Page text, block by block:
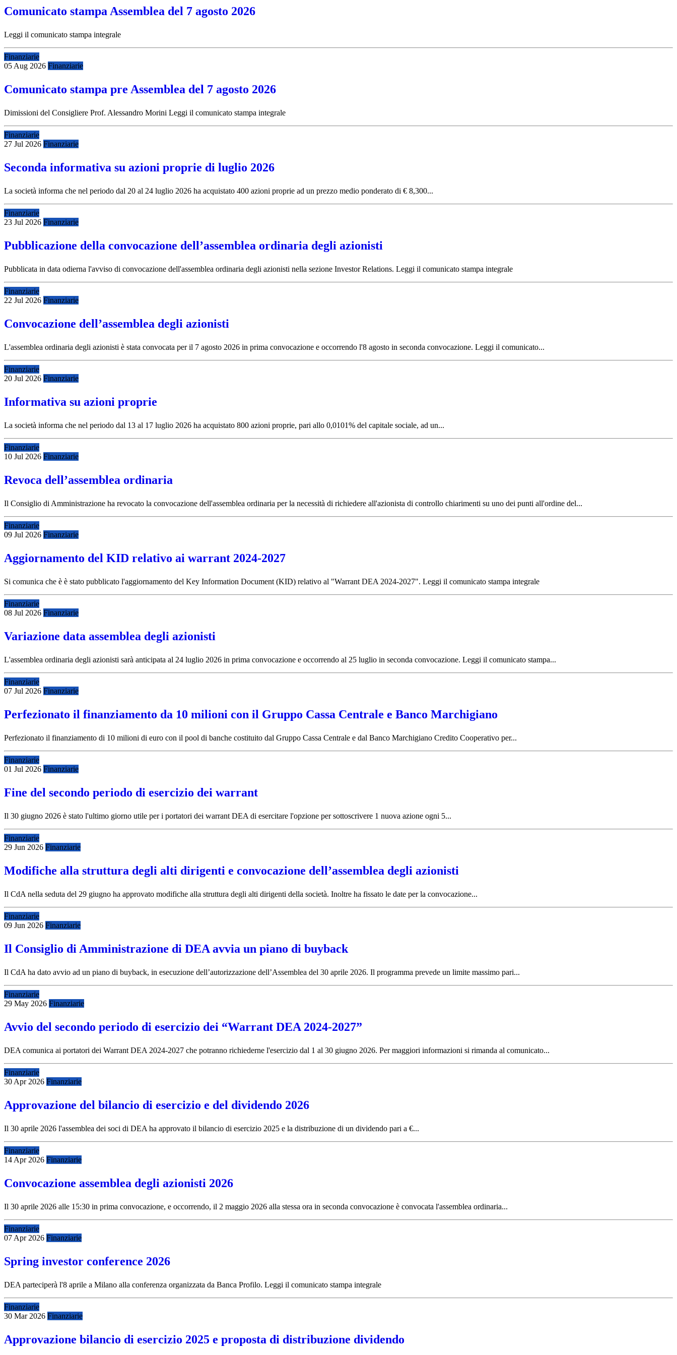
Comunicato stampa Assemblea del 7 agosto 2026
Leggi il comunicato stampa integrale
Finanziarie
05 Aug 2026 Finanziarie
Comunicato stampa pre Assemblea del 7 agosto 2026
Dimissioni del Consigliere Prof. Alessandro Morini Leggi il comunicato stampa integrale
Finanziarie
27 Jul 2026 Finanziarie
Seconda informativa su azioni proprie di luglio 2026
La società informa che nel periodo dal 20 al 24 luglio 2026 ha acquistato 400 azioni proprie ad un prezzo medio ponderato di € 8,300...
Finanziarie
23 Jul 2026 Finanziarie
Pubblicazione della convocazione dell’assemblea ordinaria degli azionisti
Pubblicata in data odierna l'avviso di convocazione dell'assemblea ordinaria degli azionisti nella sezione Investor Relations. Leggi il comunicato stampa integrale
Finanziarie
22 Jul 2026 Finanziarie
Convocazione dell’assemblea degli azionisti
L'assemblea ordinaria degli azionisti è stata convocata per il 7 agosto 2026 in prima convocazione e occorrendo l'8 agosto in seconda convocazione. Leggi il comunicato...
Finanziarie
20 Jul 2026 Finanziarie
Informativa su azioni proprie
La società informa che nel periodo dal 13 al 17 luglio 2026 ha acquistato 800 azioni proprie, pari allo 0,0101% del capitale sociale, ad un...
Finanziarie
10 Jul 2026 Finanziarie
Revoca dell’assemblea ordinaria
Il Consiglio di Amministrazione ha revocato la convocazione dell'assemblea ordinaria per la necessità di richiedere all'azionista di controllo chiarimenti su uno dei punti all'ordine del...
Finanziarie
09 Jul 2026 Finanziarie
Aggiornamento del KID relativo ai warrant 2024-2027
Si comunica che è è stato pubblicato l'aggiornamento del Key Information Document (KID) relativo al "Warrant DEA 2024-2027". Leggi il comunicato stampa integrale
Finanziarie
08 Jul 2026 Finanziarie
Variazione data assemblea degli azionisti
L'assemblea ordinaria degli azionisti sarà anticipata al 24 luglio 2026 in prima convocazione e occorrendo al 25 luglio in seconda convocazione. Leggi il comunicato stampa...
Finanziarie
07 Jul 2026 Finanziarie
Perfezionato il finanziamento da 10 milioni con il Gruppo Cassa Centrale e Banco Marchigiano
Perfezionato il finanziamento di 10 milioni di euro con il pool di banche costituito dal Gruppo Cassa Centrale e dal Banco Marchigiano Credito Cooperativo per...
Finanziarie
01 Jul 2026 Finanziarie
Fine del secondo periodo di esercizio dei warrant
Il 30 giugno 2026 è stato l'ultimo giorno utile per i portatori dei warrant DEA di esercitare l'opzione per sottoscrivere 1 nuova azione ogni 5...
Finanziarie
29 Jun 2026 Finanziarie
Modifiche alla struttura degli alti dirigenti e convocazione dell’assemblea degli azionisti
Il CdA nella seduta del 29 giugno ha approvato modifiche alla struttura degli alti dirigenti della società. Inoltre ha fissato le date per la convocazione...
Finanziarie
09 Jun 2026 Finanziarie
Il Consiglio di Amministrazione di DEA avvia un piano di buyback
Il CdA ha dato avvio ad un piano di buyback, in esecuzione dell’autorizzazione dell’Assemblea del 30 aprile 2026. Il programma prevede un limite massimo pari...
Finanziarie
29 May 2026 Finanziarie
Avvio del secondo periodo di esercizio dei “Warrant DEA 2024-2027”
DEA comunica ai portatori dei Warrant DEA 2024-2027 che potranno richiederne l'esercizio dal 1 al 30 giugno 2026. Per maggiori informazioni si rimanda al comunicato...
Finanziarie
30 Apr 2026 Finanziarie
Approvazione del bilancio di esercizio e del dividendo 2026
Il 30 aprile 2026 l'assemblea dei soci di DEA ha approvato il bilancio di esercizio 2025 e la distribuzione di un dividendo pari a €...
Finanziarie
14 Apr 2026 Finanziarie
Convocazione assemblea degli azionisti 2026
Il 30 aprile 2026 alle 15:30 in prima convocazione, e occorrendo, il 2 maggio 2026 alla stessa ora in seconda convocazione è convocata l'assemblea ordinaria...
Finanziarie
07 Apr 2026 Finanziarie
Spring investor conference 2026
DEA parteciperà l'8 aprile a Milano alla conferenza organizzata da Banca Profilo. Leggi il comunicato stampa integrale
Finanziarie
30 Mar 2026 Finanziarie
Approvazione bilancio di esercizio 2025 e proposta di distribuzione dividendo